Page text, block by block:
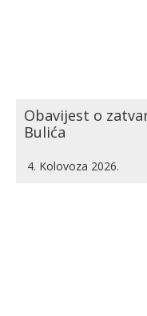
Obavijest o
Bulića
4. Kolovoza 2026.